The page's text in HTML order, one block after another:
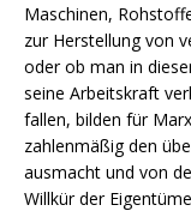
Maschinen,
zur Herstellung von
oder ob man in
seine Arbeitskraft
fallen, bilden für
zahlenmäßig den
ausmacht und von
Willkür der